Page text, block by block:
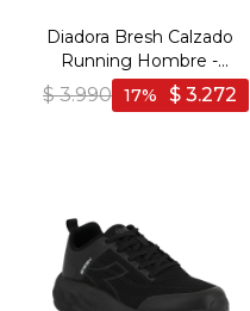
Diadora Bresh Calzado
Running Hombre -
NEGRO/BLANCO -
Negro-Blanco
$ 3.990 $ 3.272
17